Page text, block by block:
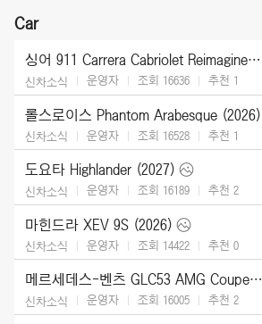
Car
싱어 911 Carrera Cabriolet Reimagined Type 964 (2026)
신차소식 운영자 조회 16636 추천 1
롤스로이스 Phantom Arabesque (2026)
신차소식 운영자 조회 16528 추천 1
도요타 Highlander (2027)
신차소식 운영자 조회 16189 추천 2
마힌드라 XEV 9S (2026)
신차소식 운영자 조회 14422 추천 0
메르세데스-벤츠 GLC53 AMG Coupe (2027)
신차소식 운영자 조회 16005 추천 2